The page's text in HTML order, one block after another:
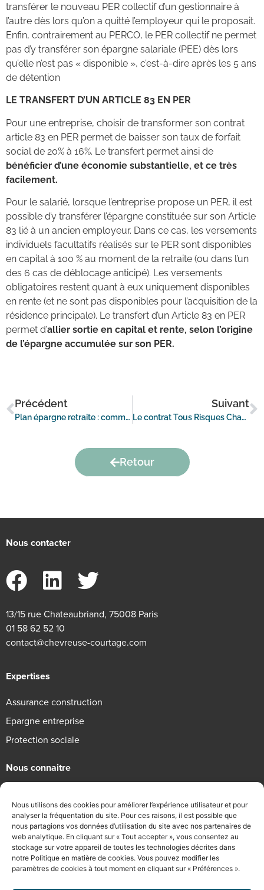
Nous utilisons des cookies pour améliorer l’expérience utilisateur et pour
analyser la fréquentation du site. Pour ces raisons, il est possible que
nous partagions vos données d’utilisation du site avec nos partenaires de
web analytique. En cliquant sur « Tout accepter », vous consentez au
stockage sur votre appareil de toutes les technologies décrites dans
notre Politique en matière de cookies. Vous pouvez modifier les
paramètres de cookies à tout moment en cliquant sur « Préférences ».
transférer le nouveau PER collectif d’un gestionnaire à
l’autre dès lors qu’on a quitté l’employeur qui le proposait.
Enfin, contrairement au PERCO, le PER collectif ne permet
pas d’y transférer son épargne salariale (PEE) dès lors
qu’elle n’est pas « disponible », c’est-à-dire après les 5 ans
de détention
LE TRANSFERT D’UN ARTICLE 83 EN PER
Pour une entreprise, choisir de transformer son contrat
article 83 en PER permet de baisser son taux de forfait
social de 20% à 16%. Le transfert permet ainsi de
bénéficier d’une économie substantielle, et ce très
facilement.
Pour le salarié, lorsque l’entreprise propose un PER, il est
possible d’y transférer l’épargne constituée sur son Article
83 lié à un ancien employeur. Dans ce cas, les versements
individuels facultatifs réalisés sur le PER sont disponibles
en capital à 100 % au moment de la retraite (ou dans l’un
des 6 cas de déblocage anticipé). Les versements
obligatoires restent quant à eux uniquement disponibles
en rente (et ne sont pas disponibles pour l’acquisition de la
résidence principale). Le transfert d’un Article 83 en PER
permet d’allier sortie en capital et rente, selon l’origine
de l’épargne accumulée sur son PER.
Précédent
Plan épargne retraite : comment arbitrer entre la gestion libre ou la gestion pilotée ?
Suivant
Le contrat Tous Risques Chantiers : une solution pour assurer la continuité de son chantier dans un délai rapide
Retour
Nous contacter
13/15 rue Chateaubriand, 75008 Paris
01 58 62 52 10
contact@chevreuse-courtage.com
Expertises
Assurance construction
Epargne entreprise
Protection sociale
Nous connaitre
Engagements RSE
Recrutement
Informations légales